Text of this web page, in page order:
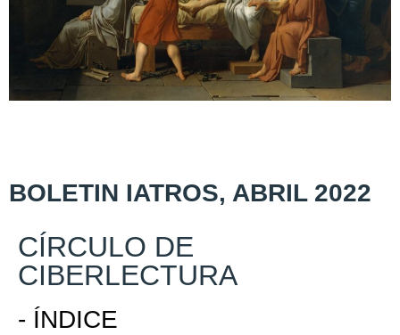
BOLETIN IATROS, ABRIL 2022
CÍRCULO DE
CIBERLECTURA
- ÍNDICE